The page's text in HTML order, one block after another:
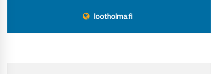
lootholma.fi